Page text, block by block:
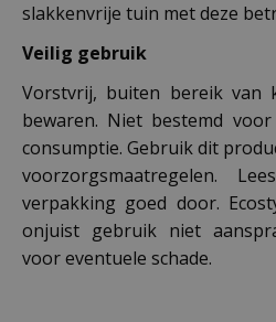
slakkenvrije tuin met deze
Veilig gebruik
Vorstvrij, buiten bereik van
bewaren. Niet bestemd
consumptie. Gebruik dit
voorzorgsmaatregelen.
verpakking goed door.
onjuist gebruik niet
voor eventuele schade.